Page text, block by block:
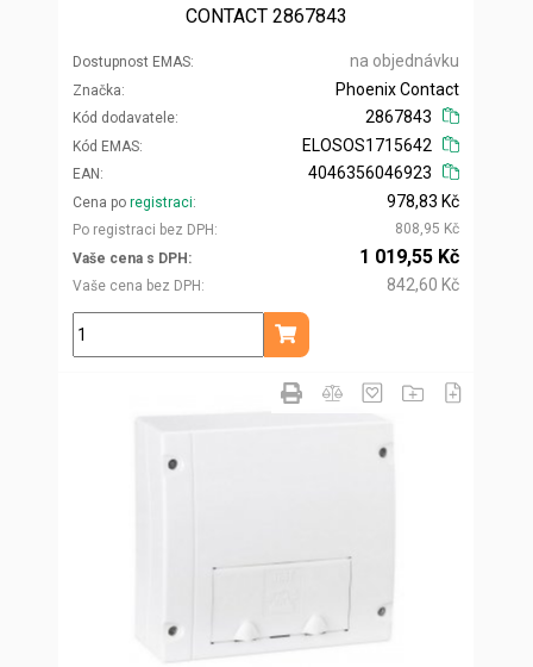
CONTACT 2867843
Dostupnost EMAS na objednávku
Značka
Kód dodavatele
Phoenix Contact
2867843
Kód EMAS
EAN
ELOSOS1715642
4046356046923
Cena po registraci
Po registraci bez DPH
978,83 Kč
808,95 Kč
Vaše cena s DPH
Vaše cena bez DPH
1 019,55 Kč
842,60 Kč
ks
Přidat do košíku